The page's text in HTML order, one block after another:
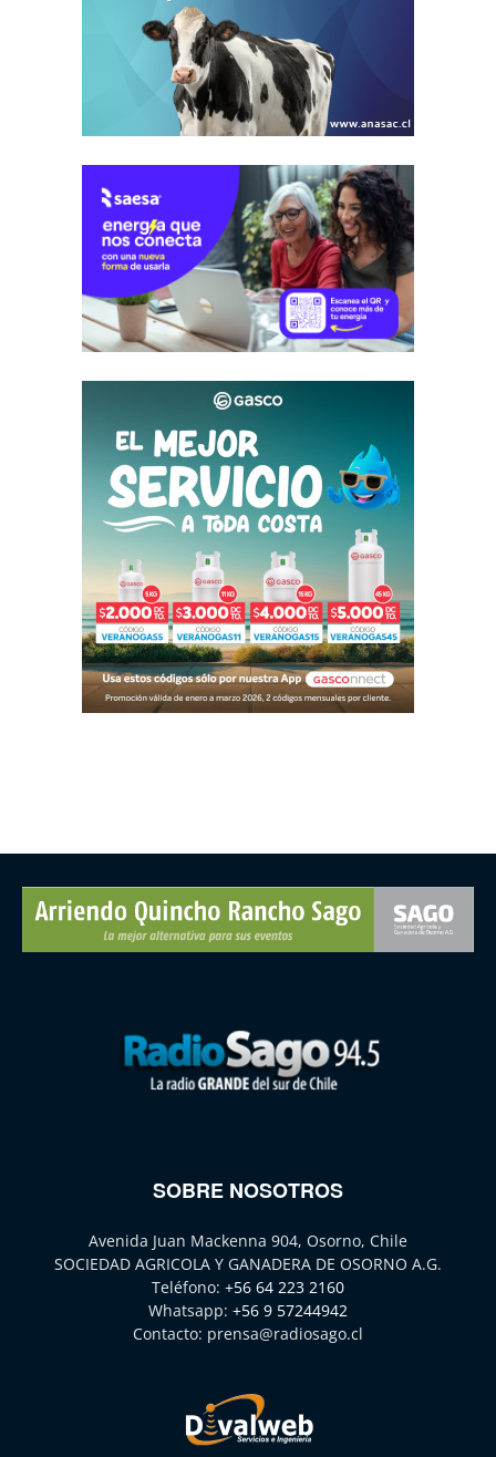
SOBRE NOSOTROS
Avenida Juan Mackenna 904, Osorno, Chile
SOCIEDAD AGRICOLA Y GANADERA DE OSORNO A.G.
Teléfono: +56 64 223 2160
Whatsapp: +56 9 57244942
Contacto: prensa@radiosago.cl